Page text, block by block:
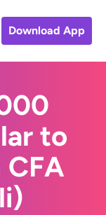
Download App
to